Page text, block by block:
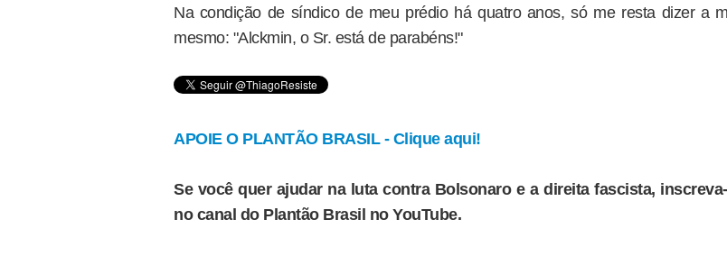
Na condição de síndico de meu prédio há quatro anos, só me resta dizer a
mesmo: "Alckmin, o Sr. está de parabéns!"
APOIE O PLANTÃO BRASIL - Clique aqui!
Se você quer ajudar na luta contra Bolsonaro e a direita fascista,
no canal do Plantão Brasil no YouTube.